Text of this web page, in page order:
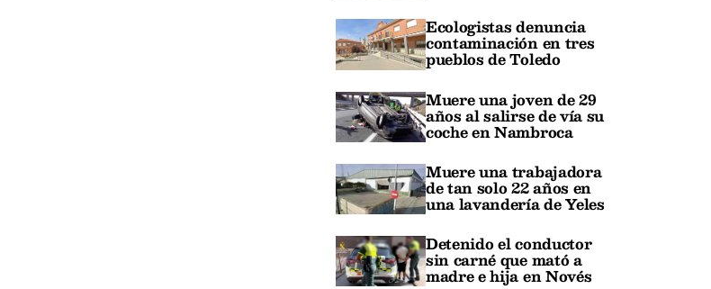
Ecologistas denuncia
contaminación en tres
pueblos de Toledo
Muere una joven de 29
años al salirse de vía su
coche en Nambroca
Muere una trabajadora
de tan solo 22 años en
una lavandería de Yeles
Detenido el conductor
sin carné que mató a
madre e hija en Novés